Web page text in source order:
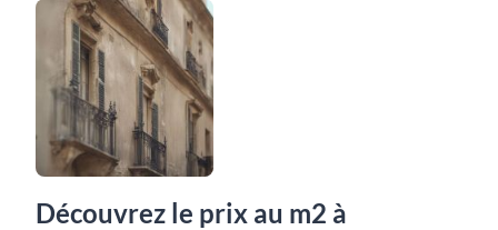
Découvrez le prix au m2 à